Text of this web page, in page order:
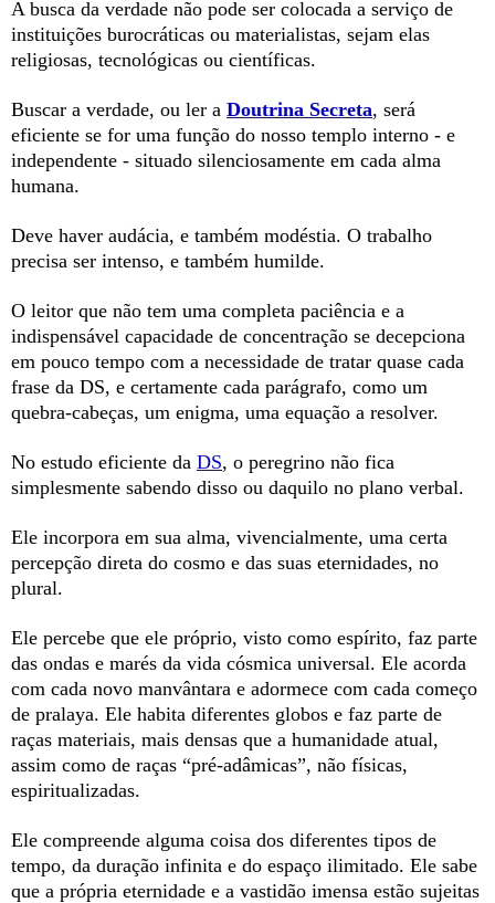
A busca da verdade não pode ser colocada a serviço de
instituições burocráticas ou materialistas, sejam elas
religiosas, tecnológicas ou científicas.
Buscar a verdade, ou ler a Doutrina Secreta, será
eficiente se for uma função do nosso templo interno - e
independente - situado silenciosamente em cada alma
humana.
Deve haver audácia, e também modéstia. O trabalho
precisa ser intenso, e também humilde.
O leitor que não tem uma completa paciência e a
indispensável capacidade de concentração se decepciona
em pouco tempo com a necessidade de tratar quase cada
frase da DS, e certamente cada parágrafo, como um
quebra-cabeças, um enigma, uma equação a resolver.
No estudo eficiente da DS, o peregrino não fica
simplesmente sabendo disso ou daquilo no plano verbal.
Ele incorpora em sua alma, vivencialmente, uma certa
percepção direta do cosmo e das suas eternidades, no
plural.
Ele percebe que ele próprio, visto como espírito, faz parte
das ondas e marés da vida cósmica universal. Ele acorda
com cada novo manvântara e adormece com cada começo
de pralaya. Ele habita diferentes globos e faz parte de
raças materiais, mais densas que a humanidade atual,
assim como de raças “pré-adâmicas”, não físicas,
espiritualizadas.
Ele compreende alguma coisa dos diferentes tipos de
tempo, da duração infinita e do espaço ilimitado. Ele sabe
que a própria eternidade e a vastidão imensa estão sujeitas